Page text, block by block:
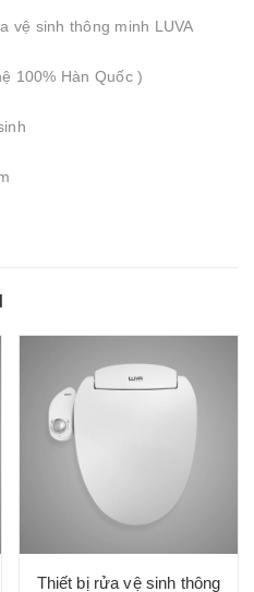
vệ sinh thông minh LUVA
100% Hàn Quốc )
Thiết bị rửa vệ sinh thông